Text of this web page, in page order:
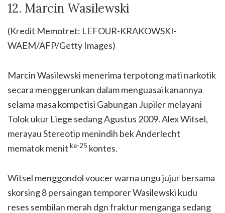
12. Marcin Wasilewski
(Kredit Memotret: LEFOUR-KRAKOWSKI-
WAEM/AFP/Getty Images)
Marcin Wasilewski menerima terpotong mati narkotik
secara menggerunkan dalam menguasai kanannya
selama masa kompetisi Gabungan Jupiler melayani
Tolok ukur Liege sedang Agustus 2009. Alex Witsel,
merayau Stereotip menindih bek Anderlecht
mematok menit ke-25 kontes.
Witsel menggondol voucer warna ungu jujur bersama
skorsing 8 persaingan temporer Wasilewski kudu
reses sembilan merah dgn fraktur menganga sedang